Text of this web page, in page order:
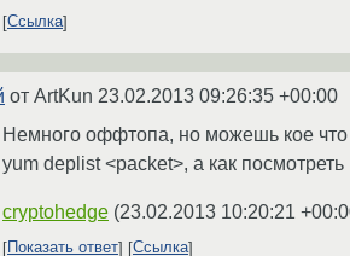
Ссылка
от ArtKun 23.02.2013 09:26:35 +00:00
Немного оффтопа, но можешь кое что
yum deplist <packet>, а как
cryptohedge (23.02.2013 10:20:21
Показать ответ Ссылка